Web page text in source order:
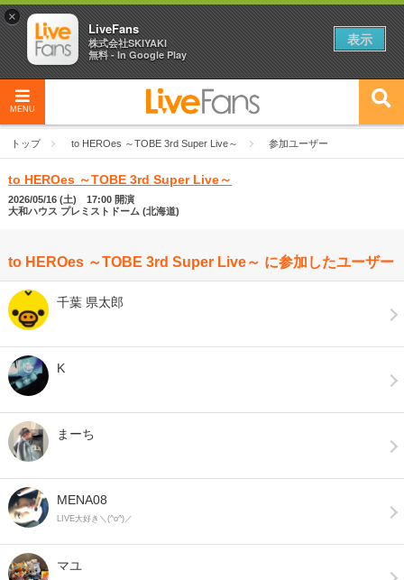
MENU
トップ to HEROes ～TOBE 3rd Super Live～ 参加ユーザー
to HEROes ～TOBE 3rd Super Live～
2026/05/16 (土) 17:00 開演
大和ハウス プレミストドーム (北海道)
to HEROes ～TOBE 3rd Super Live～ に参加したユーザー
千葉 県太郎
K
まーち
MENA08
LIVE大好き＼(^o^)／
マユ
×
LiveFans
株式会社SKIYAKI
無料 - In Google Play
表示